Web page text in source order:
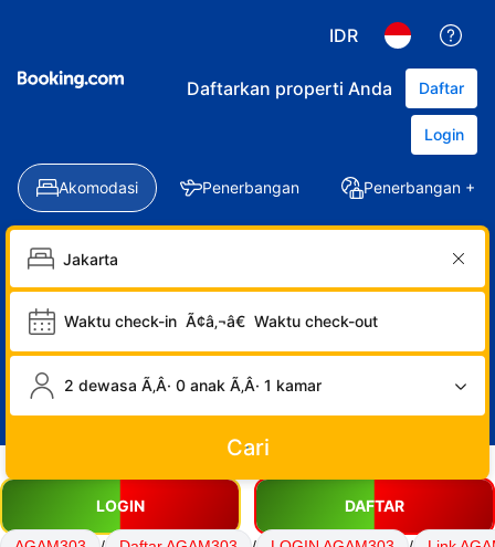
IDR
Daftarkan properti Anda Daftar
Login
Akomodasi Penerbangan Penerbangan +
Waktu check-in Ã¢â‚¬â€ Waktu check-out
2 dewasa Ã‚Â· 0 anak Ã‚Â· 1 kamar
Cari
LOGIN DAFTAR